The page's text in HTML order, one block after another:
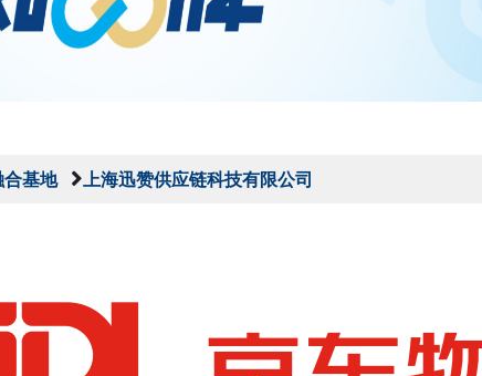
合基地 上海迅赞供应链科技有限公司